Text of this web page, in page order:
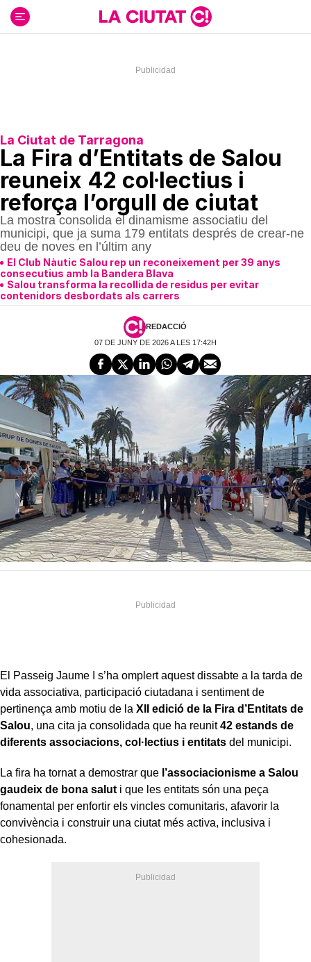
contenido
La Ciutat de Tarragona
La Fira d’Entitats de Salou
reuneix 42 col·lectius i
reforça l’orgull de ciutat
La mostra consolida el dinamisme associatiu del
municipi, que ja suma 179 entitats després de crear-ne
deu de noves en l’últim any
El Club Nàutic Salou rep un reconeixement per 39 anys
consecutius amb la Bandera Blava
Salou transforma la recollida de residus per evitar
contenidors desbordats als carrers
REDACCIÓ
07 DE JUNY DE 2026 A LES 17:42H
El Passeig Jaume I s’ha omplert aquest dissabte a la tarda de
vida associativa, participació ciutadana i sentiment de
pertinença amb motiu de la XII edició de la Fira d’Entitats de
Salou, una cita ja consolidada que ha reunit42 estands de
diferents associacions, col·lectius i entitats del municipi.
La fira ha tornat a demostrar que l’associacionisme a Salou
gaudeix de bona salut i que les entitats són una peça
fonamental per enfortir els vincles comunitaris, afavorir la
convivència i construir una ciutat més activa, inclusiva i
cohesionada.